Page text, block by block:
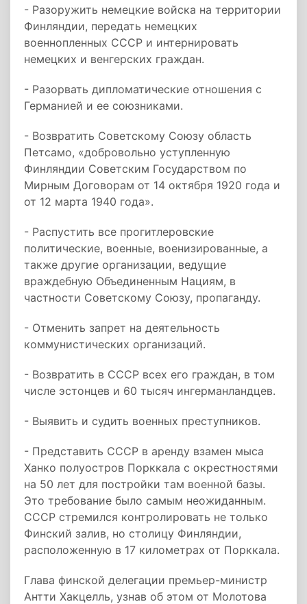
- Разоружить немецкие войска на территории
Финляндии, передать немецких
военнопленных СССР и интернировать
немецких и венгерских граждан.
- Разорвать дипломатические отношения с
Германией и ее союзниками.
- Возвратить Советскому Союзу область
Петсамо, «добровольно уступленную
Финляндии Советским Государством по
Мирным Договорам от 14 октября 1920 года и
от 12 марта 1940 года».
- Распустить все прогитлеровские
политические, военные, военизированные, а
также другие организации, ведущие
враждебную Объединенным Нациям, в
частности Советскому Союзу, пропаганду.
- Отменить запрет на деятельность
коммунистических организаций.
- Возвратить в СССР всех его граждан, в том
числе эстонцев и 60 тысяч ингерманландцев.
- Выявить и судить военных преступников.
- Представить СССР в аренду взамен мыса
Ханко полуостров Порккала с окрестностями
на 50 лет для постройки там военной базы.
Это требование было самым неожиданным.
СССР стремился контролировать не только
Финский залив, но столицу Финляндии,
расположенную в 17 километрах от Порккала.
Глава финской делегации премьер-министр
Антти Хакцелль, узнав об этом от Молотова